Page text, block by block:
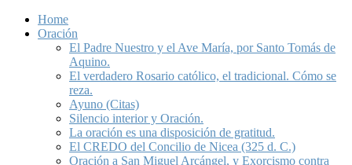
Home
Oración
El Padre Nuestro y el Ave María, por Santo Tomás de
Aquino.
El verdadero Rosario católico, el tradicional. Cómo se
reza.
Ayuno (Citas)
Silencio interior y Oración.
La oración es una disposición de gratitud.
El CREDO del Concilio de Nicea (325 d. C.)
Oración a San Miguel Arcángel, y Exorcismo contra